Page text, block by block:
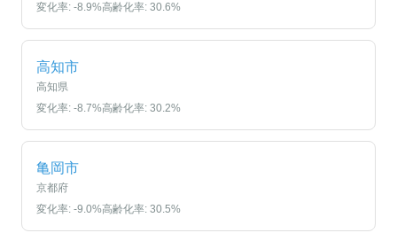
変化率: -8.9%高齢化率: 30.6%
高知市
高知県
変化率: -8.7%高齢化率: 30.2%
亀岡市
京都府
変化率: -9.0%高齢化率: 30.5%